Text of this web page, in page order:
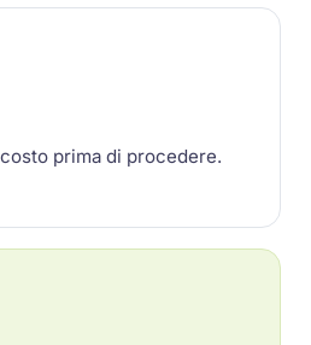
prima di procedere.